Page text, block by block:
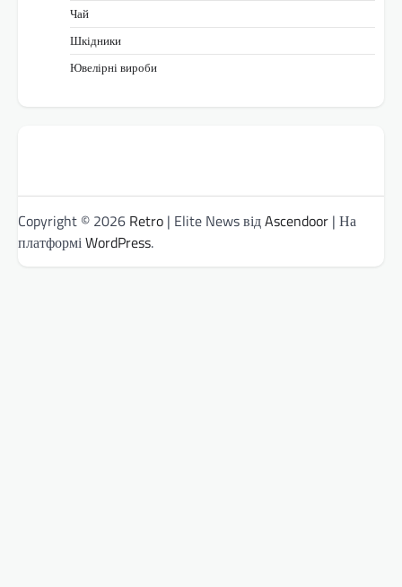
Чай
Шкідники
Ювелірні вироби
Copyright © 2026 Retro | Elite News відAscendoor | На
платформіWordPress.